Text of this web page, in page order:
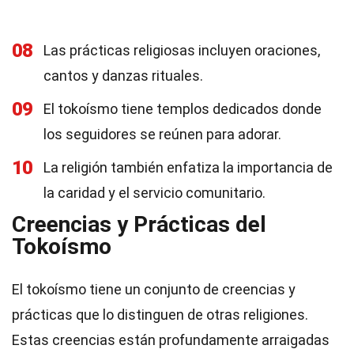
08
Las prácticas religiosas incluyen oraciones,
cantos y danzas rituales.
09
El tokoísmo tiene templos dedicados donde
los seguidores se reúnen para adorar.
10
La religión también enfatiza la importancia de
la caridad y el servicio comunitario.
Creencias y Prácticas del
Tokoísmo
El tokoísmo tiene un conjunto de creencias y
prácticas que lo distinguen de otras religiones.
Estas creencias están profundamente arraigadas